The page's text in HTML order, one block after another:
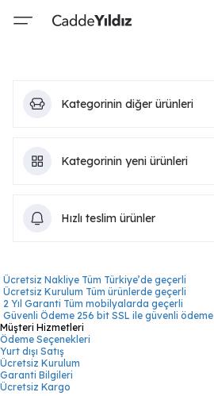
Kategorinin diğer ürünleri
Kategorinin yeni ürünleri
Hızlı teslim ürünler
Ücretsiz Nakliye Tüm Türkiye’de geçerli
Ücretsiz Kurulum Tüm ürünlerde geçerli
2 Yıl Garanti Tüm mobilyalarda geçerli
Güvenli Ödeme 256 bit SSL ile güvenli ödeme
Müşteri Hizmetleri
Ödeme Seçenekleri
Yurt dışı Satış
Ücretsiz Kurulum
Garanti Bilgileri
Ücretsiz Kargo